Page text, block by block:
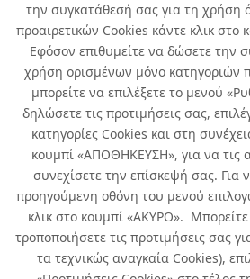
την συγκατάθεσή σας για τη χρήση
προαιρετικών Cookies κάντε κλικ
Εφόσον επιθυμείτε να δώσετε την
χρήση ορισμένων μόνο κατηγοριών
μπορείτε να επιλέξετε το μενού
δηλώσετε τις προτιμήσεις σας,
κατηγορίες Cookies και στη
κουμπί «ΑΠΟΘΗΚΕΥΣΗ», για να τις
συνεχίσετε την επίσκεψή σας. Για
προηγούμενη οθόνη του μενού
κλικ στο κουμπί «ΑΚΥΡΟ».
τροποποιήσετε τις προτιμήσεις σας
τα τεχνικώς αναγκαία Cookies),
Σχετικά με εμάς
Χρήσιμα
Όροι χρήσης & Ασφάλεια